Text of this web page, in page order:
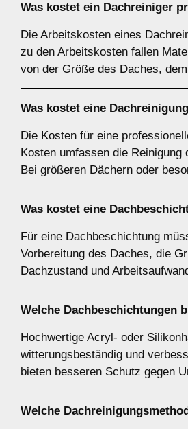
Was kostet ein Dachreiniger
Die Arbeitskosten eines
zu den Arbeitskosten fallen
von der Größe des Daches,
Was kostet eine
Die Kosten für eine
Kosten umfassen die
Bei größeren Dächern oder
Was kostet eine
Für eine Dachbeschichtung
Vorbereitung des Daches, die
Dachzustand und
Welche Dachbeschichtungen
Hochwertige Acryl- oder
witterungsbeständig und
bieten besseren Schutz gegen
Welche